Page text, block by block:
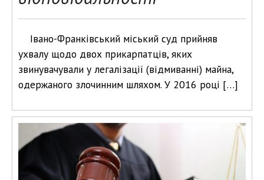
Івано-Франківський міський суд прийняв
ухвалу щодо двох прикарпатців, яких
звинувачували у легалізації (відмиванні) майна,
одержаного злочинним шляхом. У 2016 році […]